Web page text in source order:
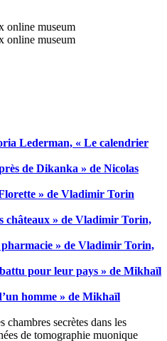
Lederman, « Le calendrier
de Dikanka » de Nicolas
» de Vladimir Torin
châteaux » de Vladimir Torin,
pharmacie » de Vladimir Torin,
pour leur pays » de Mikhaïl
homme » de Mikhaïl